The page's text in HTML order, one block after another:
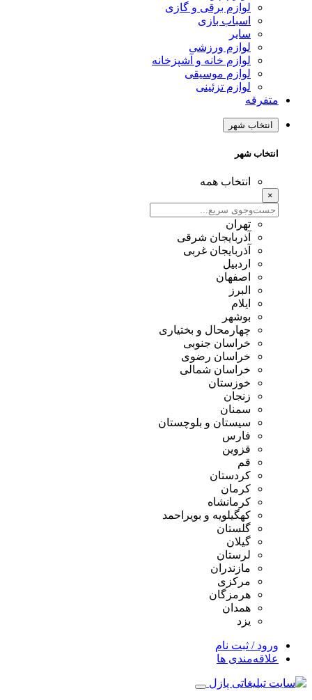
لوازم برقی و گازی
اسباب بازی
سایر
لوازم ورزشی
لوازم خانه و آشپزخانه
لوازم موسیقی
لوازم تزئینی
متفرقه
انتخاب شهر
انتخاب شهر
انتخاب همه
×
تهران
آذربایجان شرقی
آذربایجان غربی
اردبیل
اصفهان
البرز
ایلام
بوشهر
چهارمحال و بختیاری
خراسان جنوبی
خراسان رضوی
خراسان شمالی
خوزستان
زنجان
سمنان
سیستان و بلوچستان
فارس
قزوین
قم
کردستان
کرمان
کرمانشاه
کهگیلویه و بویراحمد
گلستان
گیلان
لرستان
مازندران
مرکزی
هرمزگان
همدان
یزد
ورود / ثبت نام
علاقه‌مندی ها